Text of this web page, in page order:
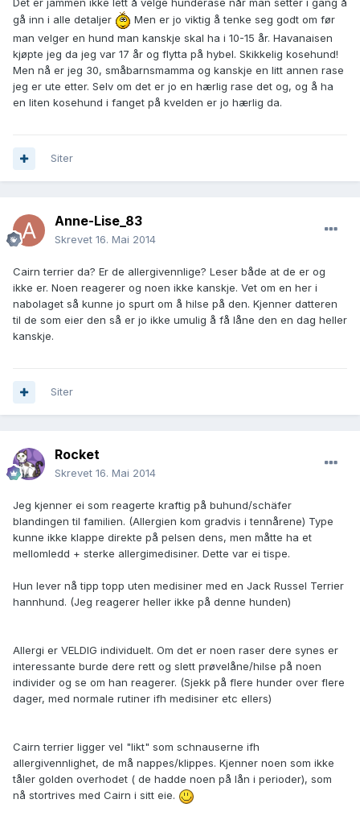
Det er jammen ikke lett å velge hunderase når man setter i gang å
gå inn i alle detaljer
Men er jo viktig å tenke seg godt om før
man velger en hund man kanskje skal ha i 10-15 år. Havanaisen
kjøpte jeg da jeg var 17 år og flytta på hybel. Skikkelig kosehund!
Men nå er jeg 30, småbarnsmamma og kanskje en litt annen rase
jeg er ute etter. Selv om det er jo en hærlig rase det og, og å ha
en liten kosehund i fanget på kvelden er jo hærlig da.
Siter
Anne-Lise_83
Skrevet 16. Mai 2014
Cairn terrier da? Er de allergivennlige? Leser både at de er og
ikke er. Noen reagerer og noen ikke kanskje. Vet om en her i
nabolaget så kunne jo spurt om å hilse på den. Kjenner datteren
til de som eier den så er jo ikke umulig å få låne den en dag heller
kanskje.
Siter
Rocket
Skrevet 16. Mai 2014
Jeg kjenner ei som reagerte kraftig på buhund/schäfer
blandingen til familien. (Allergien kom gradvis i tennårene) Type
kunne ikke klappe direkte på pelsen dens, men måtte ha et
mellomledd + sterke allergimedisiner. Dette var ei tispe.
Hun lever nå tipp topp uten medisiner med en Jack Russel Terrier
hannhund. (Jeg reagerer heller ikke på denne hunden)
Allergi er VELDIG individuelt. Om det er noen raser dere synes er
interessante burde dere rett og slett prøvelåne/hilse på noen
individer og se om han reagerer. (Sjekk på flere hunder over flere
dager, med normale rutiner ifh medisiner etc ellers)
Cairn terrier ligger vel "likt" som schnauserne ifh
allergivennlighet, de må nappes/klippes. Kjenner noen som ikke
tåler golden overhodet ( de hadde noen på lån i perioder), som
nå stortrives med Cairn i sitt eie.